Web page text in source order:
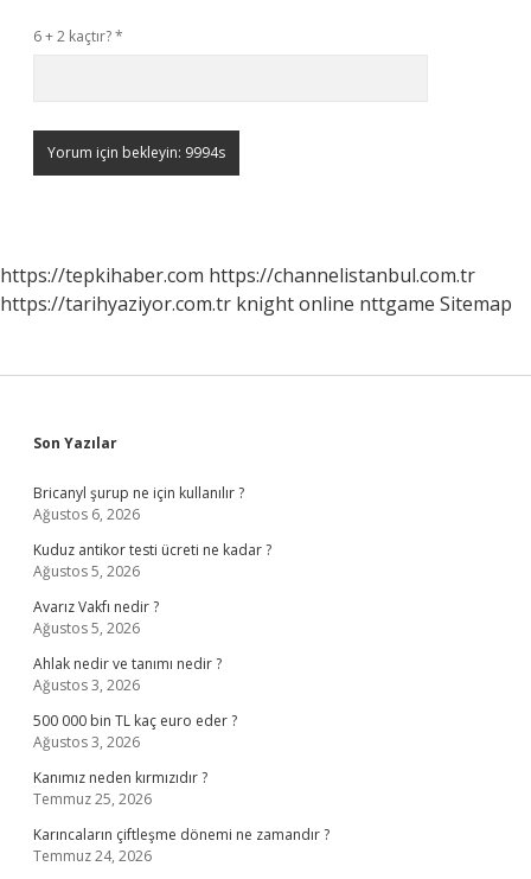
6 + 2 kaçtır?*
https://tepkihaber.com https://channelistanbul.com.tr
https://tarihyaziyor.com.tr knight online nttgame Sitemap
Sidebar
Son Yazılar
Bricanyl şurup ne için kullanılır ?
Ağustos 6, 2026
Kuduz antikor testi ücreti ne kadar ?
Ağustos 5, 2026
Avarız Vakfı nedir ?
Ağustos 5, 2026
Ahlak nedir ve tanımı nedir ?
Ağustos 3, 2026
500 000 bin TL kaç euro eder ?
Ağustos 3, 2026
Kanımız neden kırmızıdır ?
Temmuz 25, 2026
Karıncaların çiftleşme dönemi ne zamandır ?
Temmuz 24, 2026